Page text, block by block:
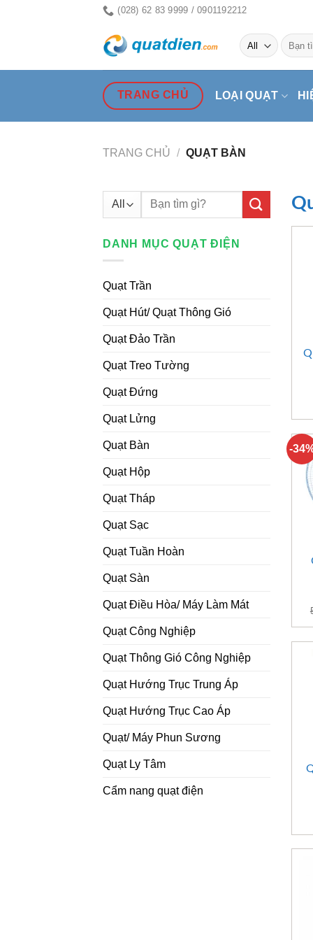
(028) 62 83 9999 / 0901192212
Tìm
kiếm:
TRANG CHỦ LOẠI QUẠT
TRANG CHỦ / QUẠT BÀN
Tìm
DANH MỤC QUẠT ĐIỆN
Quạt Trần
Quạt Hút/ Quạt Thông Gió
Quạt Đảo Trần
Quạt Treo Tường
Quạt Đứng
Quạt Lửng
Quạt Bàn
Quạt Hộp
Quạt Tháp
Quạt Sạc
Quạt Tuần Hoàn
Quạt Sàn
Quạt Điều Hòa/ Máy Làm Mát
Quạt Công Nghiệp
Quạt Thông Gió Công Nghiệp
Quạt Hướng Trục Trung Áp
Quạt Hướng Trục Cao Áp
Quạt/ Máy Phun Sương
Quạt Ly Tâm
Cẩm nang quạt điện
-